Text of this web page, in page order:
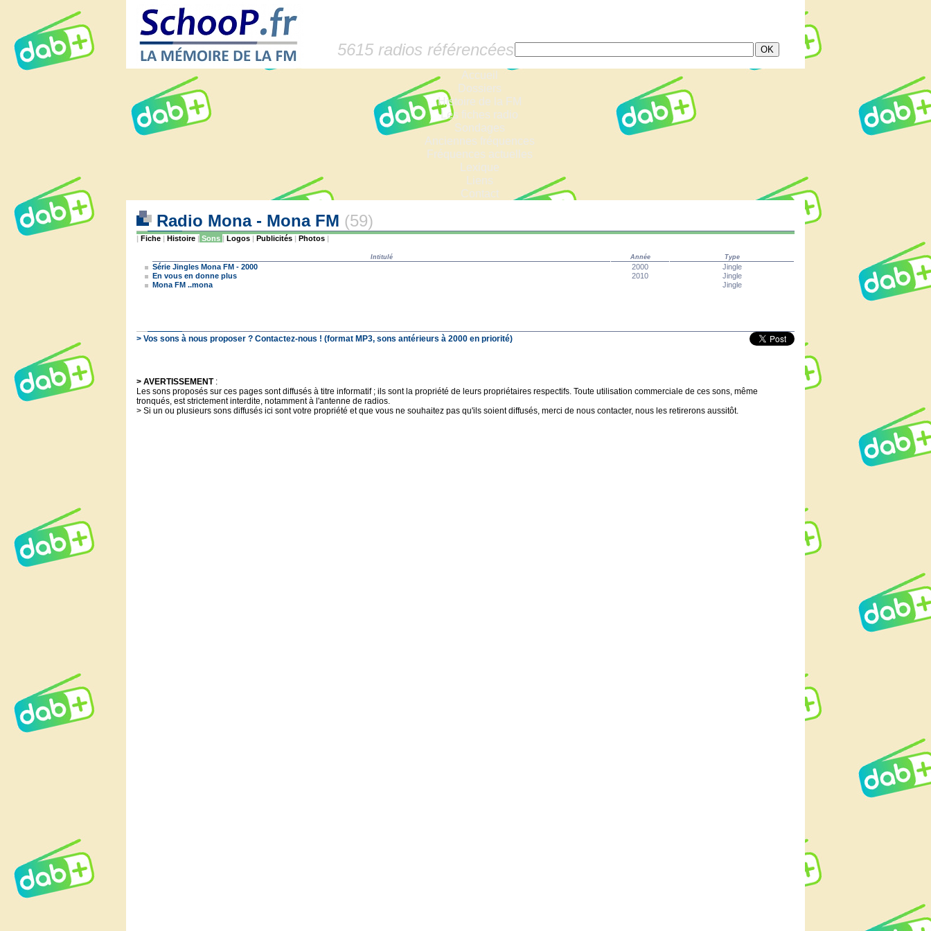
5615 radios référencées
Accueil
Dossiers
Histoire de la FM
Les fiches radio
Sondages
Anciennes fréquences
Fréquences actuelles
Lexique
Liens
Contact
Radio Mona - Mona FM (59)
| Fiche | Histoire | Sons | Logos | Publicités | Photos |
Intitulé Année Type
Série Jingles Mona FM - 2000 2000
Jingle
En vous en donne plus
2010
Jingle
Mona FM ..mona
Jingle
> Vos sons à nous proposer ? Contactez-nous ! (format MP3, sons antérieurs à 2000 en priorité)
> AVERTISSEMENT:
Les sons proposés sur ces pages sont diffusés à titre informatif ; ils sont la propriété de leurs propriétaires respectifs. Toute utilisation commerciale de ces sons, même
tronqués, est strictement interdite, notamment à l'antenne de radios.
> Si un ou plusieurs sons diffusés ici sont votre propriété et que vous ne souhaitez pas qu'ils soient diffusés, merci de nous contacter, nous les retirerons aussitôt.